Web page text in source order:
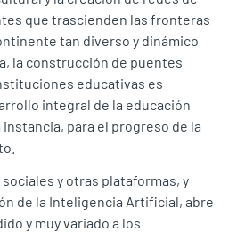
que trascienden las fronteras
tan diverso y dinámico
la construcción de puentes
educativas es
integral de la educación
para el progreso de la
y otras plataformas, y
de la Inteligencia Artificial, abre
y muy variado a los